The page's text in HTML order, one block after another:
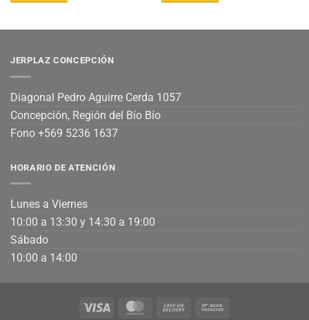
JERPLAZ CONCEPCIÓN
Diagonal Pedro Aguirre Cerda 1057
Concepción, Región del Bío Bío
Fono +569 5236 1637
HORARIO DE ATENCIÓN
Lunes a Viernes
10:00 a 13:30 y 14:30 a 19:00
Sábado
10:00 a 14:00